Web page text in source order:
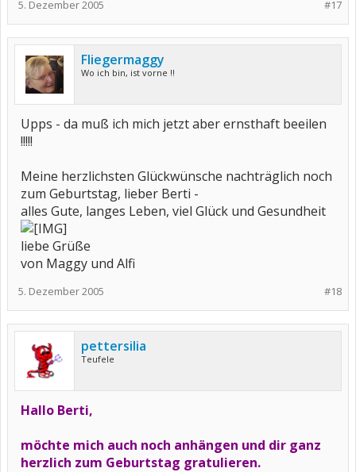
#17
5. Dezember 2005
Fliegermaggy
Wo ich bin, ist vorne !!
Upps - da muß ich mich jetzt aber ernsthaft beeilen
!!!!!
Meine herzlichsten Glückwünsche nachträglich noch
zum Geburtstag, lieber Berti -
alles Gute, langes Leben, viel Glück und Gesundheit
liebe Grüße
von Maggy und Alfi
#18
5. Dezember 2005
pettersilia
Teufele
Hallo Berti,
möchte mich auch noch anhängen und dir ganz
herzlich zum Geburtstag gratulieren.